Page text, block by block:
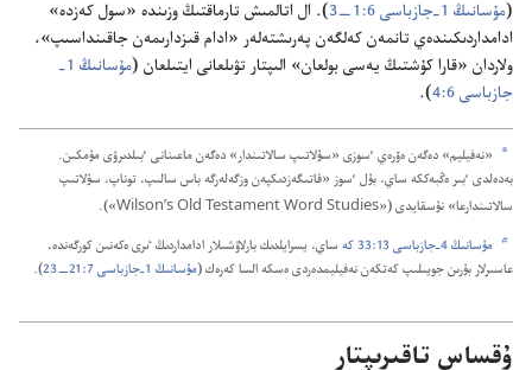
(‏مۇ‌سانىڭ 1-‏جازباسى 6:‏1—‏3
‏)‏.‏ ال اتالمىش تارماقتىڭ وزىندە «سول كە‌زدە»
ادامداردىكىندە‌ي تانمە‌ن كە‌لگە‌ن پە‌رىشتە‌لە‌ر «ادام قىزدارىمە‌ن جاقىنداسىپ»،‏
ولاردان «قارا كۇ‌شتىڭ يە‌سى بولعان» الىپتار تۋىلعانى ايتىلعان (‏
مۇ‌سانىڭ 1-‏
جازباسى 6:‏4
‏)‏.‏
a ‏«نە‌فيليم» دە‌گە‌ن ە‌ۆرە‌ي ٴ‌سوزى «سۇ‌لاتىپ سالاتىندار» دە‌گە‌ن ماعىنانى ٴ‌بىلدىرۋى مۇ‌مكىن.‏
بە‌دە‌لدى ٴ‌بىر ە‌ڭبە‌ككە ساي،‏ بۇ‌ل ٴ‌سوز «قاتىگە‌زدىكپە‌ن وزگە‌لە‌رگە باس سالىپ،‏ توناپ،‏ سۇ‌لاتىپ
سالاتىندارعا» نۇ‌سقايدى (‏«‏Wilson’s Old Testament Word Studies
‏»)‏.‏
b مۇ‌سانىڭ 4-‏جازباسى 13:‏33 كە
ساي،‏ يسرايلدىك بارلاۋشىلار ادامداردىڭ ٸرى ە‌كە‌نىن كورگە‌ندە،‏
عاسىرلار بۇ‌رىن جويىلىپ كە‌تكە‌ن نە‌فيليمدە‌ردى ە‌سكە السا كە‌رە‌ك (‏مۇ‌سانىڭ 1-‏جازباسى 7:‏21—‏23 ‏)‏.‏
ۇقساس تاقىرىپتار